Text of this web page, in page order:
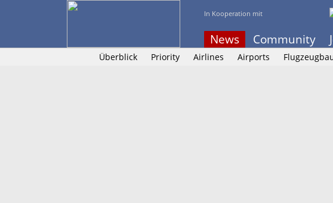
In Kooperation mit
News Community
Überblick Priority Airlines Airports